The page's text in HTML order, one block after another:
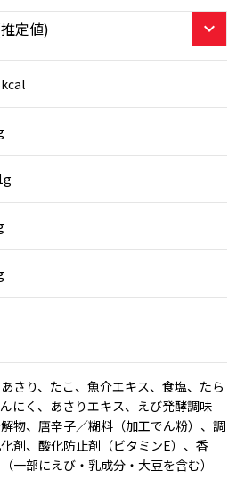
さり、たこ、魚介エキス、食塩、たら
にく、あさりエキス、えび発酵調味
物、唐辛子／糊料（加工でん粉）、調
剤、酸化防止剤（ビタミンE）、香
一部にえび・乳成分・大豆を含む）